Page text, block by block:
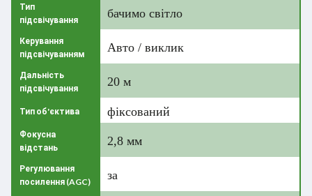
Тип
підсвічування
бачимо світло
Керування
підсвічуванням
Авто / виклик
Дальність
підсвічування
20 м
Тип об'єктива фіксований
Фокусна
відстань
2,8 мм
Регулювання
посилення (AGC)
за